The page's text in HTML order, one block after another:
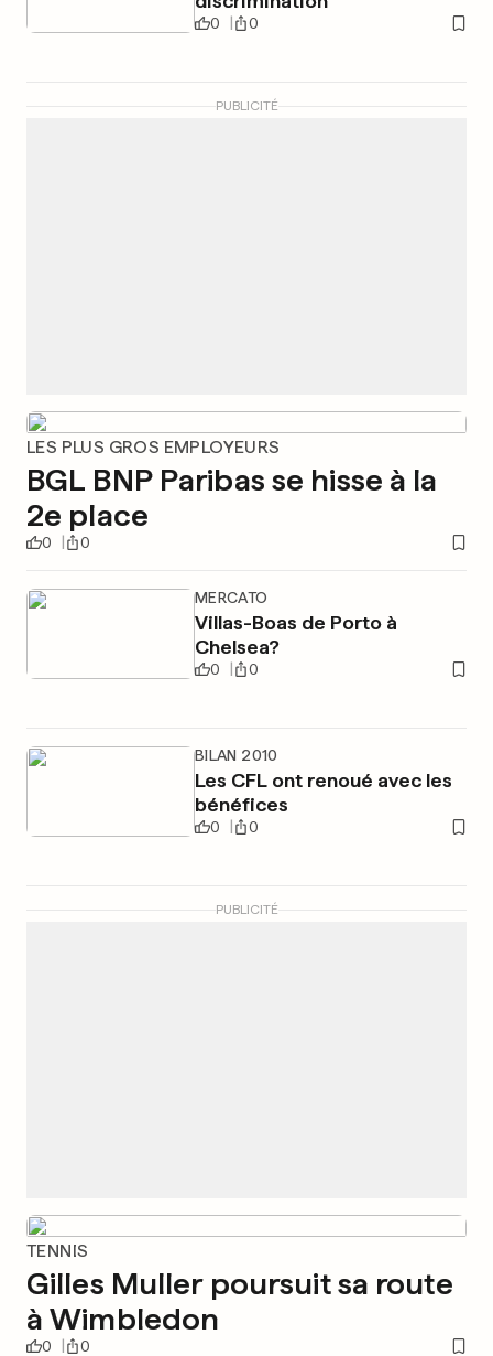
0 0
PUBLICITÉ
LES PLUS GROS EMPLOYEURS
BGL BNP Paribas se hisse à la
2e place
0 0
MERCATO
Villas-Boas de Porto à
Chelsea?
0 0
BILAN 2010
Les CFL ont renoué avec les
bénéfices
0 0
PUBLICITÉ
TENNIS
Gilles Muller poursuit sa route
à Wimbledon
0 0